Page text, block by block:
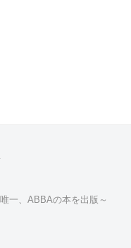
一、ABBAの本を出版～